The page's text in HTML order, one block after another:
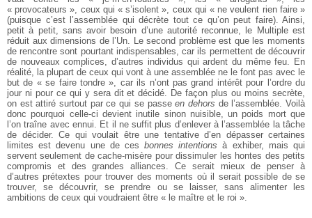
« provocateurs », ceux qui « s’isolent », ceux qui « ne veulent rien faire »
(puisque c’est l’assemblée qui décrète tout ce qu’on peut faire). Ainsi,
petit à petit, sans avoir besoin d’une autorité reconnue, le Multiple est
réduit aux dimensions de l’Un. Le second problème est que les moments
de rencontre sont pourtant indispensables, car ils permettent de découvrir
de nouveaux complices, d’autres individus qui ardent du même feu. En
réalité, la plupart de ceux qui vont à une assemblée ne le font pas avec le
but de « se faire tondre », car ils n’ont pas grand intérêt pour l’ordre du
jour ni pour ce qui y sera dit et décidé. De façon plus ou moins secrète,
on est attiré surtout par ce qui se passeen dehors de l’assemblée. Voilà
donc pourquoi celle-ci devient inutile sinon nuisible, un poids mort que
l’on traîne avec ennui. Et il ne suffit plus d’enlever à l’assemblée la tâche
de décider. Ce qui voulait être une tentative d’en dépasser certaines
limites est devenu une de cesbonnes intentions à exhiber, mais qui
servent seulement de cache-misère pour dissimuler les hontes des petits
compromis et des grandes alliances. Ce serait mieux de penser à
d’autres prétextes pour trouver des moments où il serait possible de se
trouver, se découvrir, se prendre ou se laisser, sans alimenter les
ambitions de ceux qui voudraient être « le maître et le roi ».